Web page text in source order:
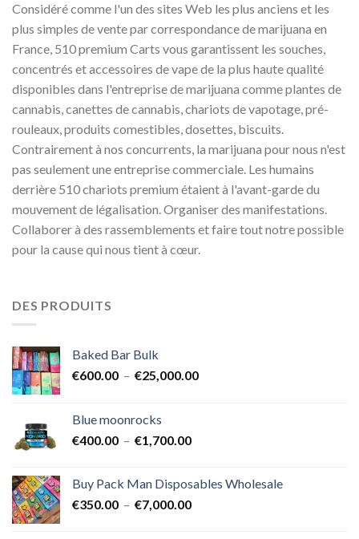
Considéré comme l'un des sites Web les plus anciens et les
plus simples de vente par correspondance de marijuana en
France, 510 premium Carts vous garantissent les souches,
concentrés et accessoires de vape de la plus haute qualité
disponibles dans l'entreprise de marijuana comme plantes de
cannabis, canettes de cannabis, chariots de vapotage, pré-
rouleaux, produits comestibles, dosettes, biscuits.
Contrairement à nos concurrents, la marijuana pour nous n'est
pas seulement une entreprise commerciale. Les humains
derrière 510 chariots premium étaient à l'avant-garde du
mouvement de légalisation. Organiser des manifestations.
Collaborer à des rassemblements et faire tout notre possible
pour la cause qui nous tient à cœur.
DES PRODUITS
Baked Bar Bulk
€600.00 – €25,000.00Plage
Blue moonrocks
€400.00 – €1,700.00Plage
€400.00
à
Buy Pack Man Disposables Wholesale
€350.00 – €7,000.00Plage